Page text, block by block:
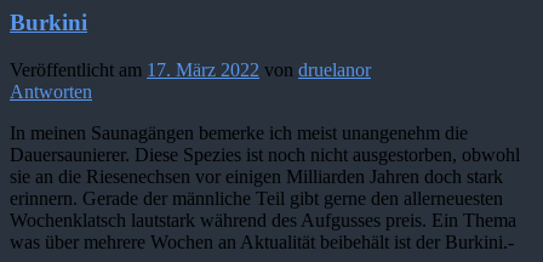
Burkini
Veröffentlicht am 17. März 2022 von druelanor
Antworten
In meinen Saunagängen bemerke ich meist unangenehm die
Dauersaunierer. Diese Spezies ist noch nicht ausgestorben, obwohl
sie an die Riesenechsen vor einigen Milliarden Jahren doch stark
erinnern. Gerade der männliche Teil gibt gerne den allerneuesten
Wochenklatsch lautstark während des Aufgusses preis. Ein Thema
was über mehrere Wochen an Aktualität beibehält ist der Burkini.-